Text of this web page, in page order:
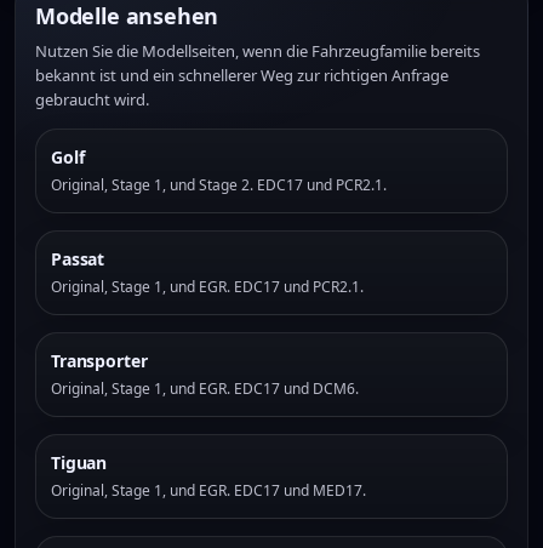
Modelle ansehen
Nutzen Sie die Modellseiten, wenn die Fahrzeugfamilie bereits
bekannt ist und ein schnellerer Weg zur richtigen Anfrage
gebraucht wird.
Golf
Original, Stage 1, und Stage 2. EDC17 und PCR2.1.
Passat
Original, Stage 1, und EGR. EDC17 und PCR2.1.
Transporter
Original, Stage 1, und EGR. EDC17 und DCM6.
Tiguan
Original, Stage 1, und EGR. EDC17 und MED17.